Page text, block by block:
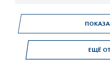
ЕЩЁ